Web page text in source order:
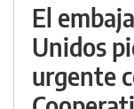
El
Unidos
urgente